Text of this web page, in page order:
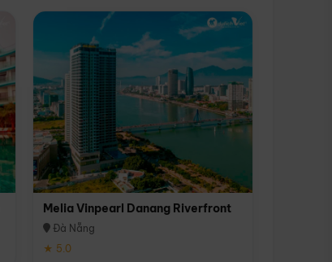
Melia Vinpearl Danang Riverfront
Đà Nẵng
★ 5.0